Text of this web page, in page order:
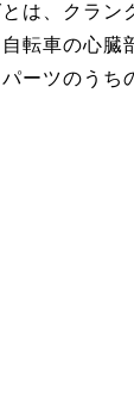
は、クラン
転車の心臓
ーツのうち